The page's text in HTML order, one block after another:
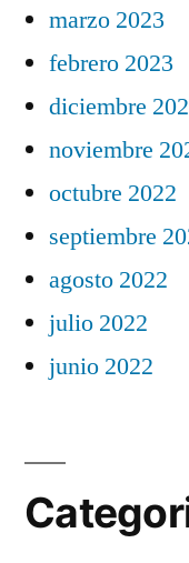
marzo 2023
febrero 2023
diciembre
noviembre
octubre 2022
septiembre
agosto 2022
julio 2022
junio 2022